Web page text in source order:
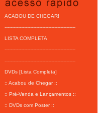
ACABOU DE CHEGAR!
-----------------------------------------------
LISTA COMPLETA
-----------------------------------------------
-----------------------------------------------
DVDs [Lista Completa]
:: Acabou de Chegar ::
:: Pré-Venda e Lançamentos ::
:: DVDs com Poster ::